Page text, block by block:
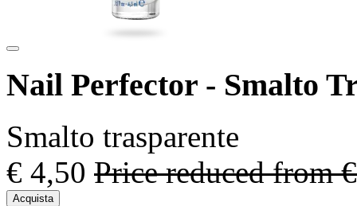
Nail Perfector - Smalto
Smalto trasparente
€ 4,50 Price reduced from
Acquista